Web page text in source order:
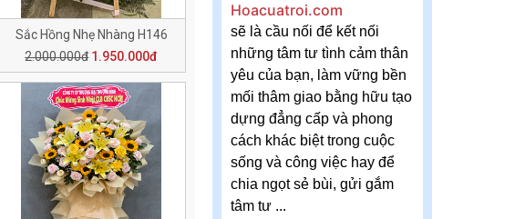
Sắc Hồng Nhẹ Nhàng H146
2.000.000đ 1.950.000đ
Hoacuatroi.com
sẽ là cầu nối để kết nối
những tâm tư tình cảm thân
yêu của bạn, làm vững bền
mối thâm giao bằng hữu tạo
dựng đẳng cấp và phong
cách khác biệt trong cuộc
sống và công việc hay để
chia ngọt sẻ bùi, gửi gắm
tâm tư ...